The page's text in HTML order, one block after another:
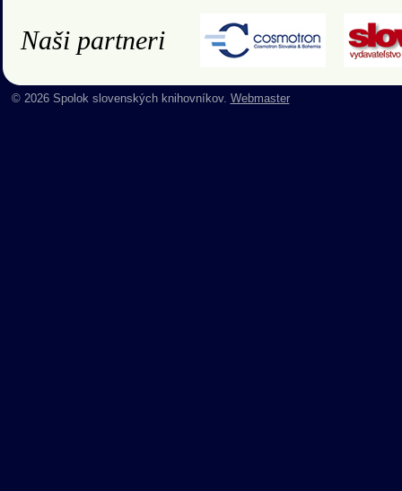
Naši partneri
© 2026 Spolok slovenských knihovníkov. Webmaster